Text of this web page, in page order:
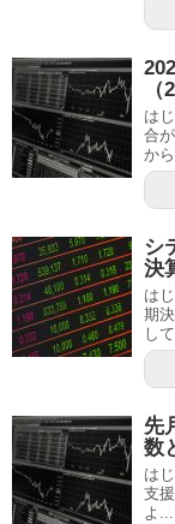
（
は
合
か
シ
決
は
期
し
先
数
は
支
よ...